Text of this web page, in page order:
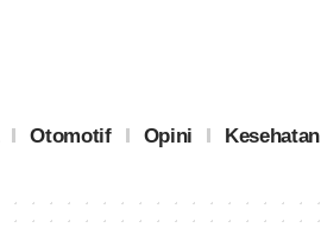
Otomotif Opini Kesehatan